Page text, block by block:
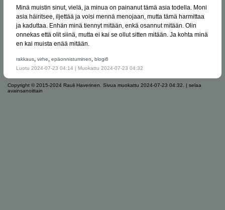
Minä muistin sinut, vielä, ja minua on painanut tämä asia todella. Moni
asia häiritsee, iljettää ja voisi mennä menojaan, mutta tämä harmittaa
ja kaduttaa. Enhän minä tiennyt mitään, enkä osannut mitään. Olin
onnekas että olit siinä, mutta ei kai se ollut sitten mitään. Ja kohta minä
en kai muista enää mitään.
rakkaus, virhe, epäonnistuminen, blogi6
Luotu 2024-07-23 04:14 | Muokattu 2024-07-23 04:32
Copyright © 2015-2024 Rauli Haverinen. Sivua muokattu 2024-07-23 04:32. | selaa
avainsanoittain